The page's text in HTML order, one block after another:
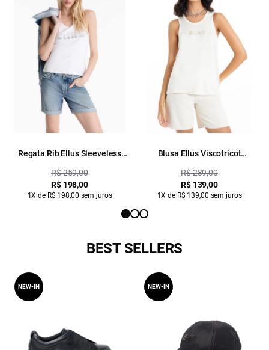
Regata Rib Ellus Sleeveless
R$ 259,00
R$ 198,00
1X de R$ 198,00 sem juros
Blusa Ellus Viscotricot
R$ 289,00
R$ 139,00
1X de R$ 139,00 sem juros
BEST SELLERS
NEW-IN NEW-IN